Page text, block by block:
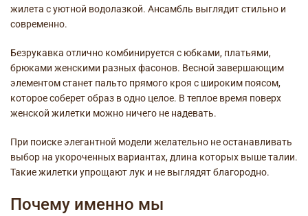
жилета с уютной водолазкой. Ансамбль выглядит стильно и
современно.
Безрукавка отлично комбинируется с юбками, платьями,
брюками женскими разных фасонов. Весной завершающим
элементом станет пальто прямого кроя с широким поясом,
которое соберет образ в одно целое. В теплое время поверх
женской жилетки можно ничего не надевать.
При поиске элегантной модели желательно не останавливать
выбор на укороченных вариантах, длина которых выше талии.
Такие жилетки упрощают лук и не выглядят благородно.
Почему именно мы